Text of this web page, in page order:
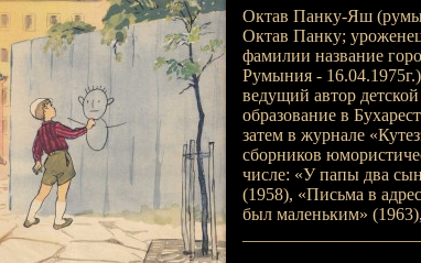
Октав Панку-Яш
Октав Панку;
фамилии название
Румыния -
ведущий автор
образование в
затем в журнале
сборников
числе: «У папы два
(1958), «Письма в
был маленьким»